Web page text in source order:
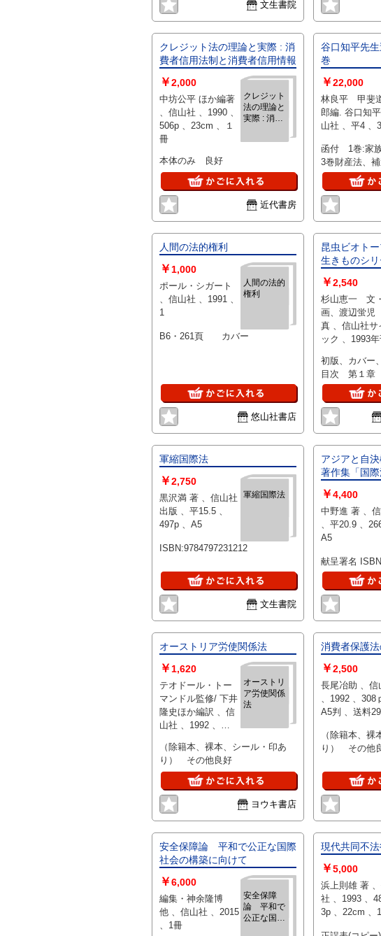
文生書院
クレジット法の理論と実際 : 消
費者信用法制と消費者信用情報
クレジット
法の理論と
実際 : 消費
と消費者信
￥2,000
中坊公平 ほか編著
、信山社 、1990 、
506p 、23cm 、１
冊
本体のみ 良好
近代書房
谷口知平先
巻
￥22,000
林良平 甲斐
郎編. 谷口知平 、信
山社
函付 1巻:家
3巻財産法、
人間の法的権利
人間の法的
権利
￥ 1,000
ポール・シガート
、信山社 、1991 、
1
B6・261頁 カバー
悠山社書店
昆虫ビオト
生きものシリ
￥2,540
杉山恵一 文・
画、渡辺蛍
真 、信山社サイテ
ック 、1993年刊 、
初版、カバー
目次 第１章
ビオトープ
ういう生物
界をたずねて
軍縮国際法
軍縮国際法
￥2,750
黒沢満 著 、信山社
出版 、平15.5 、
497p 、A5
ISBN:9784797231212
文生書院
アジアと自決権 中野進・
著作集「国
￥4,400
中野進 著 、信山社
、平20.9 、266p 、
A5
献呈署名
オーストリア労使関係法
オーストリ
ア労使関係
法
￥ 1,620
テオドール・トー
マンドル監修/ 下井
隆史ほか編訳 、信
山社 、1992 、
、送料290円
（除籍本、裸本、シール・印あ
り） その他良好
ヨウキ書店
消費者保護
￥2,500
長尾冶助 、信山社
、1992 、308ｐ 、
A5判 、送料
（除籍本、裸
り） その他
安全保障論 平和で公正な国際
社会の構築に向けて
安全保障
論 平和で
公正な国際
￥6,000
編集・神余隆博
他 、信山社 、2015
、1冊
現代共同不
￥5,000
浜上則雄 著 、信山
社 、1993 、488,
3p 、